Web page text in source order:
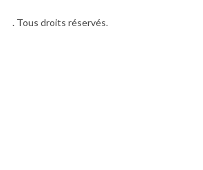
. Tous droits réservés.